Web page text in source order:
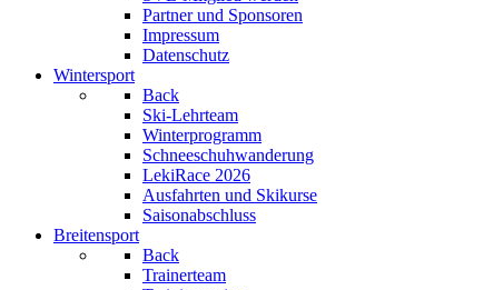
Partner und Sponsoren
Impressum
Datenschutz
Wintersport
Back
Ski-Lehrteam
Winterprogramm
Schneeschuhwanderung
LekiRace 2026
Ausfahrten und Skikurse
Saisonabschluss
Breitensport
Back
Trainerteam